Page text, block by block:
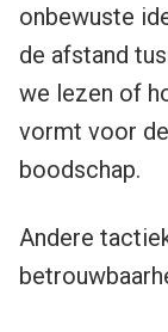
onbewuste
de afstand
we lezen of
vormt voor
boodschap.
Andere